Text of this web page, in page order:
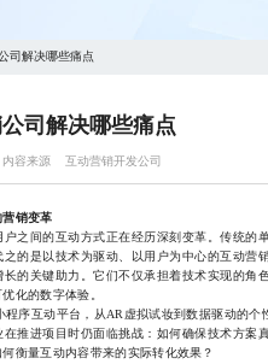
司解决哪些痛点
司解决哪些痛点
内容来源 互动营销开发公司
销变革
户之间的互动方式正在经历深刻变革。传统的
之的是以技术为驱动、以用户为中心的互动营
长的关键助力。它们不仅承担着技术实现的角
化的数字体验。
程序互动平台，从AR虚拟试妆到数据驱动的
在推进项目时仍面临挑战：如何确保技术方案
衡量互动内容带来的实际转化效果？